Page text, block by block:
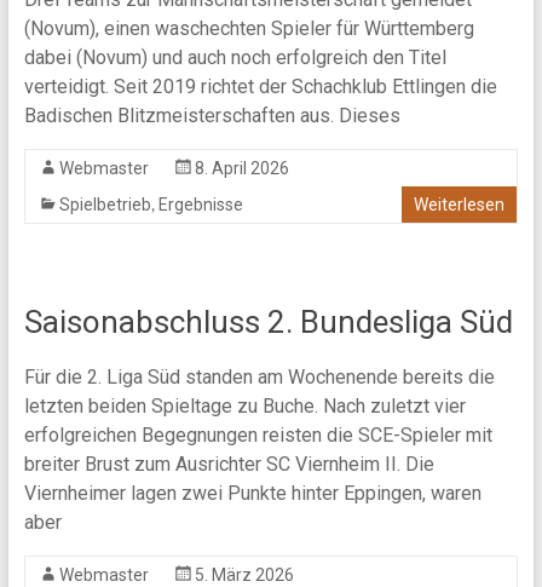
(Novum), einen waschechten Spieler für Württemberg
dabei (Novum) und auch noch erfolgreich den Titel
verteidigt. Seit 2019 richtet der Schachklub Ettlingen die
Badischen Blitzmeisterschaften aus. Dieses
Webmaster
8. April 2026
Spielbetrieb, Ergebnisse Weiterlesen
Saisonabschluss 2. Bundesliga Süd
Für die 2. Liga Süd standen am Wochenende bereits die
letzten beiden Spieltage zu Buche. Nach zuletzt vier
erfolgreichen Begegnungen reisten die SCE-Spieler mit
breiter Brust zum Ausrichter SC Viernheim II. Die
Viernheimer lagen zwei Punkte hinter Eppingen, waren
aber
Webmaster
5. März 2026